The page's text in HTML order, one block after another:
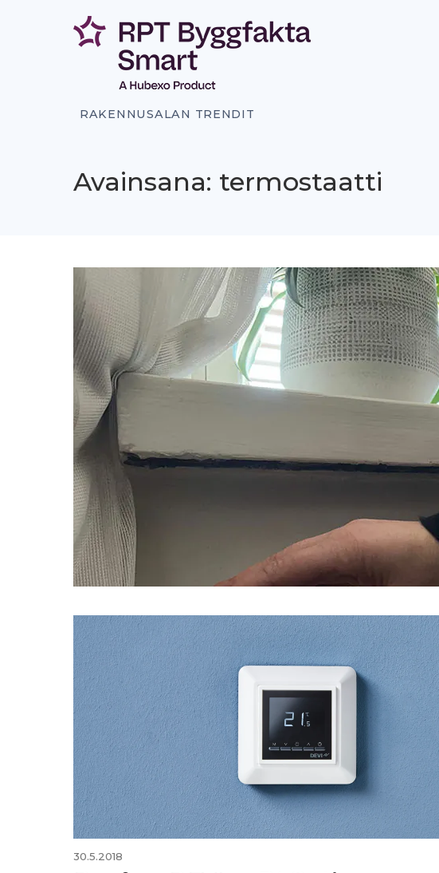
RAKENNUSALAN TRENDIT
Avainsana: termostaatti
30.5.2018